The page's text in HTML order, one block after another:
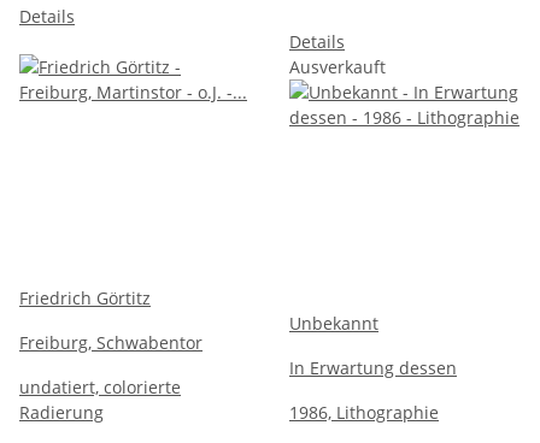
Details
Details
Friedrich Görtitz
Freiburg, Schwabentor
undatiert, colorierte
Radierung
Ausverkauft
Unbekannt
In Erwartung dessen
1986, Lithographie